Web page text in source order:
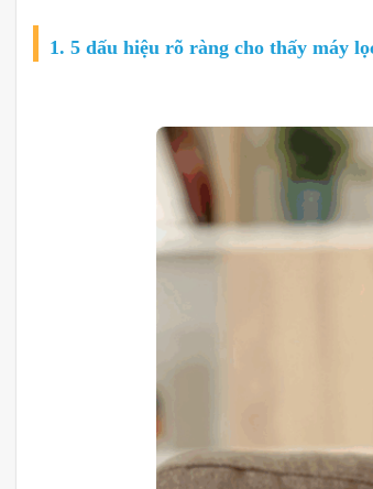
1. 5 dấu hiệu rõ ràng cho thấy máy